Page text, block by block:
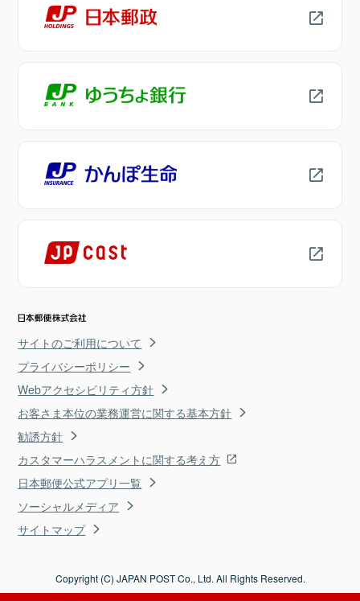
サイトのご利用について
プライバシーポリシー
Webアクセシビリティ方針
お客さま本位の業務運営に関する基本方針
勧誘方針
カスタマーハラスメントに関する考え方
日本郵便公式アプリ一覧
ソーシャルメディア
サイトマップ
Copyright (C) JAPAN POST Co., Ltd. All Rights Reserved.